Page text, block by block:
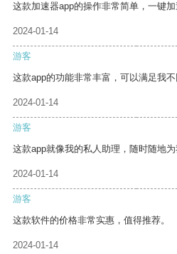
这款加速器app的操作非常简单，一键加
2024-01-14
游客
这款app的功能非常丰富，可以满足我不
2024-01-14
游客
这款app就像我的私人助理，随时随地为
2024-01-14
游客
这款软件的价格非常实惠，值得推荐。
2024-01-14